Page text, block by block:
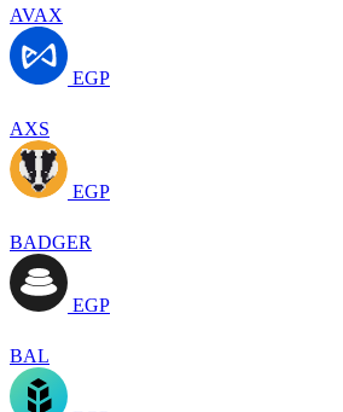
AVAX
EGP
AXS
EGP
BADGER
EGP
BAL